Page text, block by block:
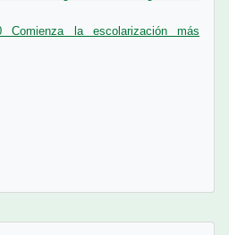
Comienza la escolarización más